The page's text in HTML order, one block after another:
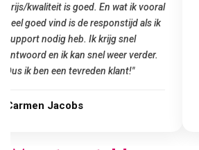
met de overstap!"
james van oranje